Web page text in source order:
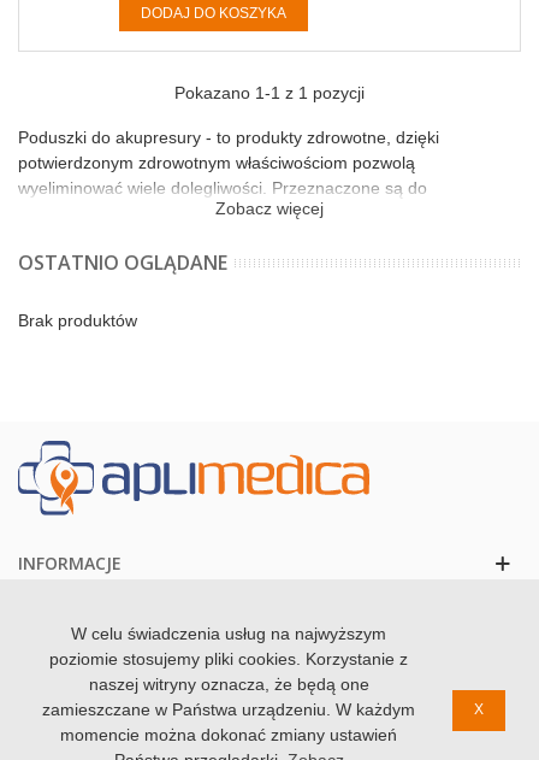
DODAJ DO KOSZYKA
Pokazano 1-1 z 1 pozycji
Poduszki do akupresury - to produkty zdrowotne, dzięki
potwierdzonym zdrowotnym właściwościom pozwolą
wyeliminować wiele dolegliwości. Przeznaczone są do
oddziaływania na różne odcinki kręgosłupa. Tak więc, w
szyjny kręgosłupa, jak i pod lędźwie, czy też odcinek piersiowy
spowodowany zbyt dużym napięciem mięśniowym, poprawić
Zobacz więcej
OSTATNIO OGLĄDANE
Brak produktów
INFORMACJE
KONTAKT
© 2020 Zdrowolandia. Wszystkie prawa zastzrezone
W celu świadczenia usług na najwyższym
poziomie stosujemy pliki cookies. Korzystanie z
naszej witryny oznacza, że będą one
zamieszczane w Państwa urządzeniu. W każdym
momencie można dokonać zmiany ustawień
X